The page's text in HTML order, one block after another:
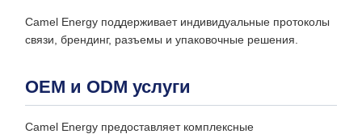
Camel Energy поддерживает индивидуальные протоколы
связи, брендинг, разъемы и упаковочные решения.
OEM и ODM услуги
Camel Energy предоставляет комплексные